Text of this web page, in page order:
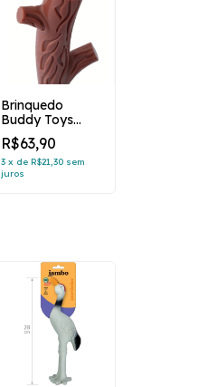
Brinquedo
Buddy Toys
Graveto Nylon
R$63,90
3 x de R$21,30 sem
juros